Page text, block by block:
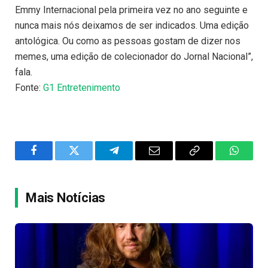
Emmy Internacional pela primeira vez no ano seguinte e
nunca mais nós deixamos de ser indicados. Uma edição
antológica. Ou como as pessoas gostam de dizer nos
memes, uma edição de colecionador do Jornal Nacional”,
fala.
Fonte: G1 Entretenimento
FacebookTwitter TelegramEmail
Copy
Mais Notícias